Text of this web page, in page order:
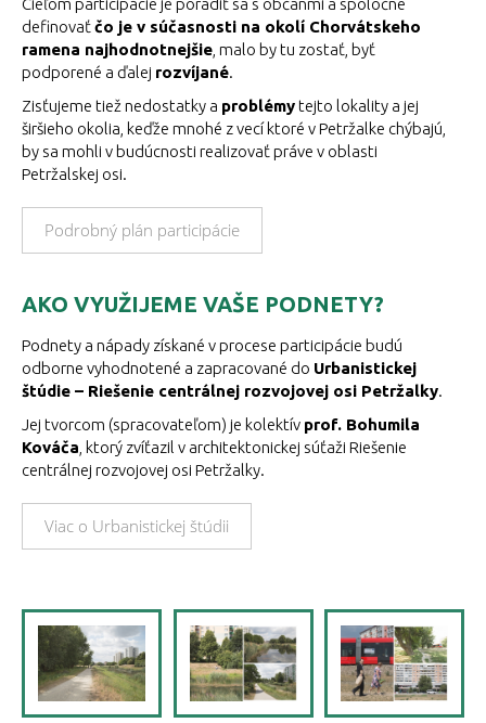
Cieľom participácie je poradiť sa s občanmi a spoločne
definovaťčo je v súčasnosti na okolí Chorvátskeho
ramena najhodnotnejšie , malo by tu zostať, byť
podporené a ďalej rozvíjané.
Zisťujeme tiež nedostatky a problémytejto lokality a jej
širšieho okolia, keďže mnohé z vecí ktoré v Petržalke chýbajú,
by sa mohli v budúcnosti realizovať práve v oblasti
Petržalskej osi.
Podrobný plán participácie
AKO VYUŽIJEME VAŠE PODNETY?
Podnety a nápady získané v procese participácie budú
odborne vyhodnotené a zapracované do Urbanistickej
štúdie – Riešenie centrálnej rozvojovej osi Petržalky.
Jej tvorcom (spracovateľom) je kolektív prof. Bohumila
Kováča , ktorý zvíťazil v architektonickej súťaži Riešenie
centrálnej rozvojovej osi Petržalky.
Viac o Urbanistickej štúdii